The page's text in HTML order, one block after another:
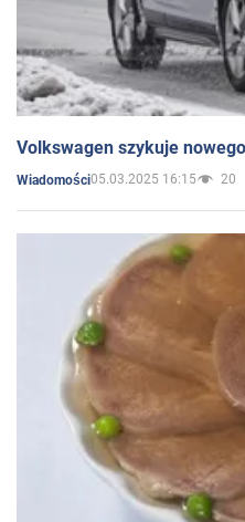
Volkswagen szykuje
Wiadomości05.03.2025 16:15 20